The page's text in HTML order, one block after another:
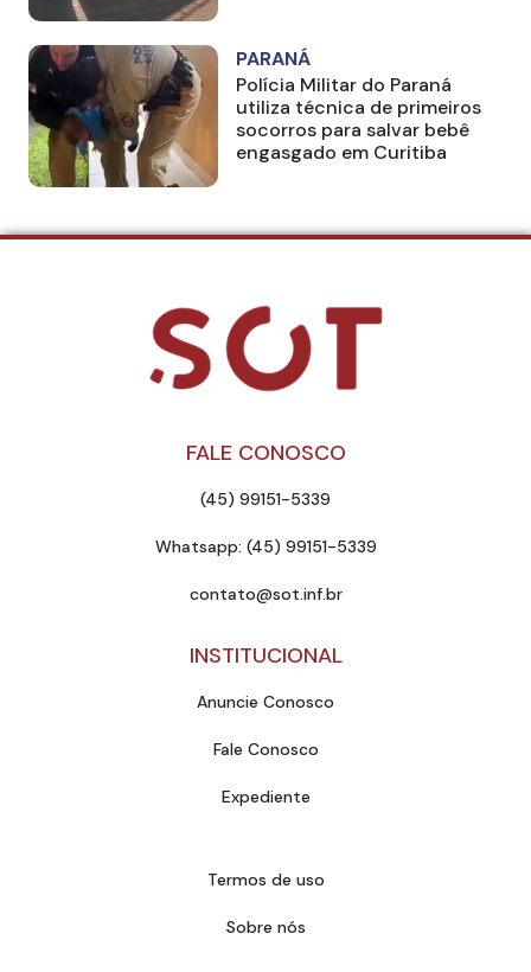
PARANÁ
Polícia Militar do Paraná
utiliza técnica de primeiros
socorros para salvar bebê
engasgado em Curitiba
FALE CONOSCO
(45) 99151-5339
Whatsapp: (45) 99151-5339
contato@sot.inf.br
INSTITUCIONAL
Anuncie Conosco
Fale Conosco
Expediente
Termos de uso
Sobre nós